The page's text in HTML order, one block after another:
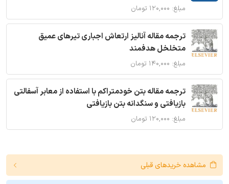
مبلغ: ۱۲۰,۰۰۰ تومان
ترجمه مقاله آنالیز ارتعاش اجباری تیرهای عمیق
متخلخل هدفمند
مبلغ: ۱۴۰,۰۰۰ تومان
ترجمه مقاله بتن خودمتراکم با استفاده از معابر آسفالتی
بازیافتی و سنگدانه بتن بازیافتی
مبلغ: ۱۲۰,۰۰۰ تومان
مشاهده خریدهای قبلی